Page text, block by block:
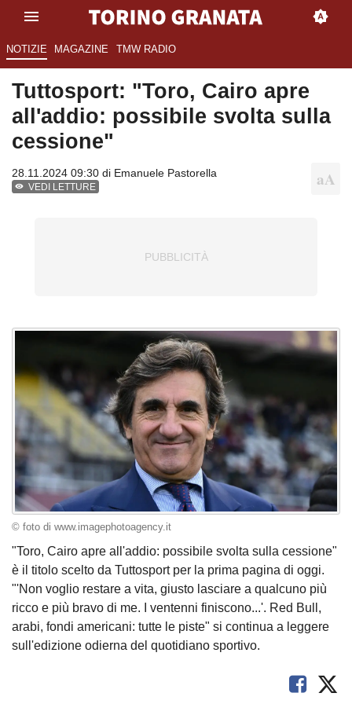
NOTIZIE MAGAZINE TMW RADIO
Tuttosport: "Toro, Cairo apre
all'addio: possibile svolta sulla
cessione"
28.11.2024 09:30 di Emanuele Pastorella
VEDI LETTURE
© foto di www.imagephotoagency.it
"Toro, Cairo apre all'addio: possibile svolta sulla cessione"
è il titolo scelto da Tuttosport per la prima pagina di oggi.
"'Non voglio restare a vita, giusto lasciare a qualcuno più
ricco e più bravo di me. I ventenni finiscono...'. Red Bull,
arabi, fondi americani: tutte le piste" si continua a leggere
sull'edizione odierna del quotidiano sportivo.